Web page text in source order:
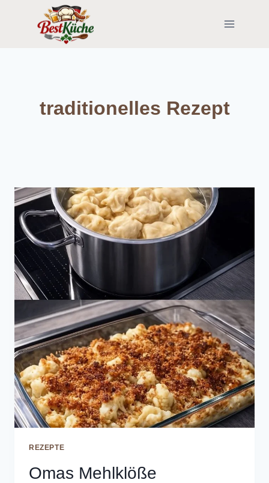
traditionelles Rezept
REZEPTE
Omas Mehlklöße